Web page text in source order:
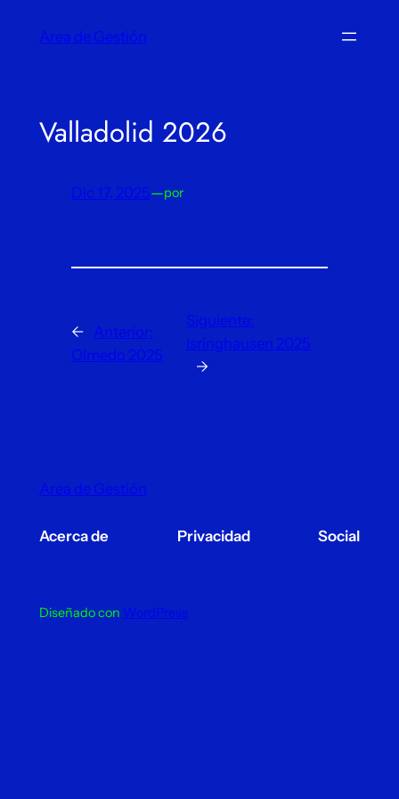
Area de Gestión
Valladolid 2026
Dic 17, 2025—por
←
Anterior:
Olmedo 2025
Siguiente:
Isringhausen 2025
→
Area de Gestión
Acerca de Privacidad Social
Diseñado con WordPress